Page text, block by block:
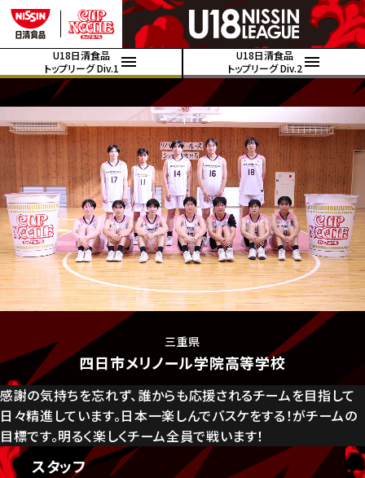
U18日清食品
トップリーグ Div.1
U18日清食品
トップリーグ Div.2
三重県
四日市メリノール学院高等学校
感謝の気持ちを忘れず、誰からも応援されるチームを目指して
日々精進しています。日本一楽しんでバスケをする！がチームの
目標です。明るく楽しくチーム全員で戦います！
スタッフ